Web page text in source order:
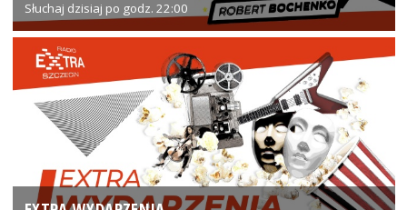
Słuchaj dzisiaj po godz. 22:00